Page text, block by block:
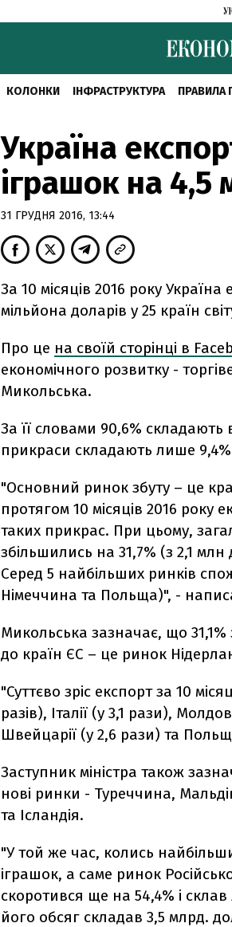
КОЛОНКИ ІНФРАСТРУКТУРА ПРАВИЛА
Україна
іграшок на 4,5
31 ГРУДНЯ 2016, 13:44
За 10 місяців 2016 року
мільйона доларів у 25 країн
Про це на своїй сторінці в
економічного розвитку -
Микольська.
За її словами 90,6% складають
прикраси складають лише
"Основний ринок збуту – це
протягом 10 місяців 2016 року
таких прикрас. При цьому,
збільшились на 31,7% (з 2,1
Серед 5 найбільших ринків
Німеччина та Польща)", -
Микольська зазначає, що 31,1%
до країн ЄС – це ринок
"Суттєво зріс експорт за 10
разів), Італії (у 3,1 рази),
Швейцарії (у 2,6 рази) та
Заступник міністра також
нові ринки - Туреччина,
та Ісландія.
"У той же час, колись
іграшок, а саме ринок
скоротився ще на 54,4% і
його обсяг складав 3,5 млрд.